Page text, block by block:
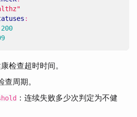
:
200
检查超时时间。
查周期。
：连续失败多少次判定为不健